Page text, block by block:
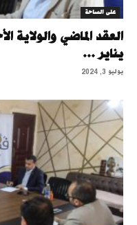
على الساحة
العقد الماضي والولاية
يناير ...
يوليو 3, 2024